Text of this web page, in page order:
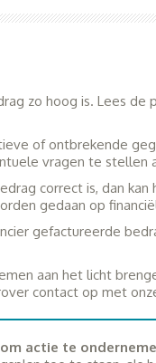
zo hoog is. Lees
of ontbrekende
vragen te stellen
correct is, dan
gedaan op
gefactureerde
aan het licht
contact op met
actie te